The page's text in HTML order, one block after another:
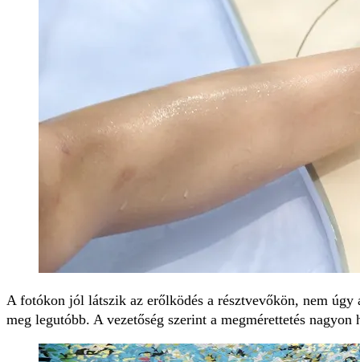
A fotókon jól látszik az erőlködés a résztvevőkön, nem úgy
meg legutóbb. A vezetőség szerint a megmérettetés